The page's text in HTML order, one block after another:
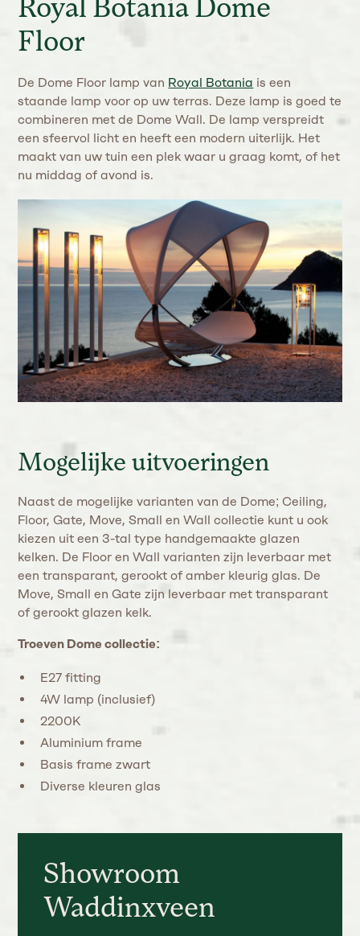
Royal Botania Dome
Floor
De Dome Floor lamp van Royal Botania is een
staande lamp voor op uw terras. Deze lamp is goed te
combineren met de Dome Wall. De lamp verspreidt
een sfeervol licht en heeft een modern uiterlijk. Het
maakt van uw tuin een plek waar u graag komt, of het
nu middag of avond is.
Mogelijke uitvoeringen
Naast de mogelijke varianten van de Dome; Ceiling,
Floor, Gate, Move, Small en Wall collectie kunt u ook
kiezen uit een 3-tal type handgemaakte glazen
kelken. De Floor en Wall varianten zijn leverbaar met
een transparant, gerookt of amber kleurig glas. De
Move, Small en Gate zijn leverbaar met transparant
of gerookt glazen kelk.
Troeven Dome collectie:
E27 fitting
4W lamp (inclusief)
2200K
Aluminium frame
Basis frame zwart
Diverse kleuren glas
Showroom
Waddinxveen